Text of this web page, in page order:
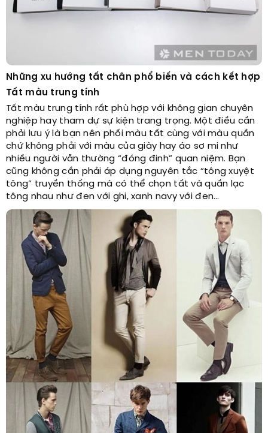
Những xu hướng tất chân phổ biến và cách kết hợp
Tất màu trung tính
Tất màu trung tính rất phù hợp với không gian chuyên
nghiệp hay tham dự sự kiện trang trọng. Một điều cần
phải lưu ý là bạn nên phối màu tất cùng với màu quần
chứ không phải với màu của giày hay áo sơ mi như
nhiều người vẫn thường “đóng đinh” quan niệm. Bạn
cũng không cần phải áp dụng nguyên tắc “tông xuyệt
tông” truyền thống mà có thể chọn tất và quần lạc
tông nhau như đen với ghi, xanh navy với đen…